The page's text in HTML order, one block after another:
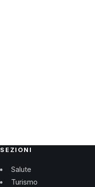
SEZIONI
Salute
Turismo